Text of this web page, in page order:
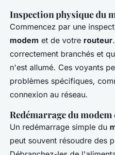
Inspection physique du
Commencez par une
modem et de votre routeur
correctement branchés et
n'est allumé. Ces voyants
problèmes spécifiques,
connexion au réseau.
Redémarrage du
Un redémarrage simple du
peut souvent résoudre des